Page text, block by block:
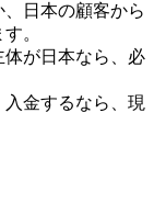
日本の顧客から
。
が日本なら、必
金するなら、現